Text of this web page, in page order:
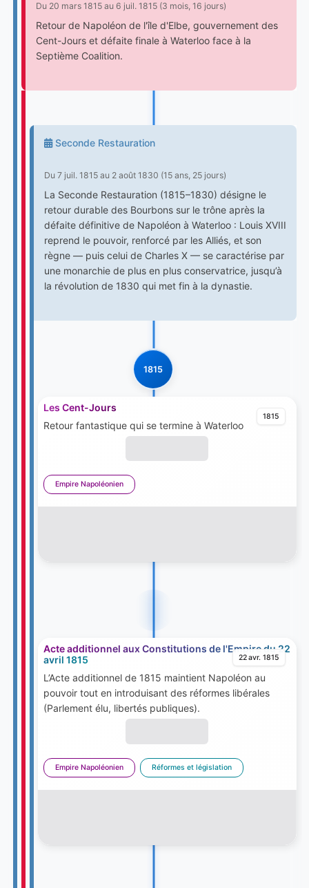
Du 20 mars 1815 au 6 juil. 1815 (3 mois, 16 jours)
Retour de Napoléon de l'île d'Elbe, gouvernement des
Cent-Jours et défaite finale à Waterloo face à la
Septième Coalition.
Seconde Restauration
Du 7 juil. 1815 au 2 août 1830 (15 ans, 25 jours)
La Seconde Restauration (1815–1830) désigne le
retour durable des Bourbons sur le trône après la
défaite définitive de Napoléon à Waterloo : Louis XVIII
reprend le pouvoir, renforcé par les Alliés, et son
règne — puis celui de Charles X — se caractérise par
une monarchie de plus en plus conservatrice, jusqu’à
la révolution de 1830 qui met fin à la dynastie.
1815
1815
Les Cent-Jours
Retour fantastique qui se termine à Waterloo
Empire Napoléonien
22 avr. 1815
Acte additionnel aux Constitutions de l'Empire du 22
avril 1815
L’Acte additionnel de 1815 maintient Napoléon au
pouvoir tout en introduisant des réformes libérales
(Parlement élu, libertés publiques).
Empire Napoléonien Réformes et législation